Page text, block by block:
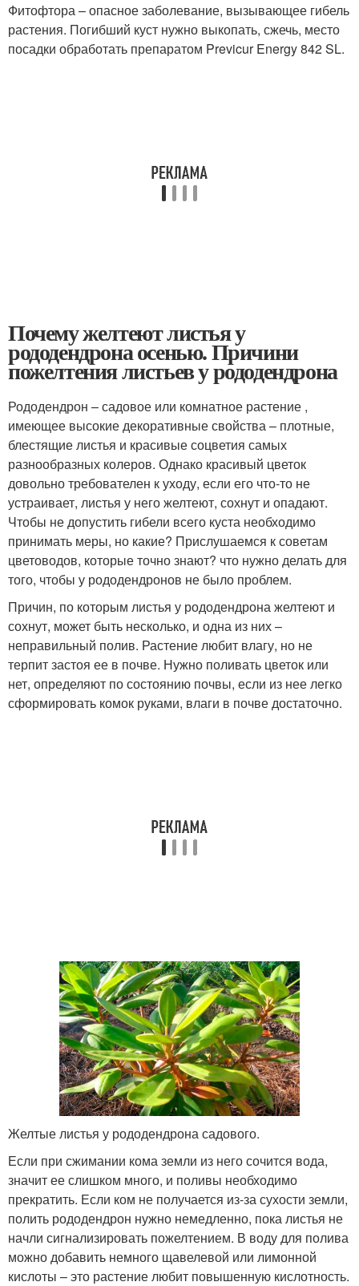
Фитофтора – опасное заболевание, вызывающее гибель
растения. Погибший куст нужно выкопать, сжечь, место
посадки обработать препаратом Previcur Energy 842 SL.
Почему желтеют листья у
рододендрона осенью. Причини
пожелтения листьев у рододендрона
Рододендрон – садовое или комнатное растение ,
имеющее высокие декоративные свойства – плотные,
блестящие листья и красивые соцветия самых
разнообразных колеров. Однако красивый цветок
довольно требователен к уходу, если его что-то не
устраивает, листья у него желтеют, сохнут и опадают.
Чтобы не допустить гибели всего куста необходимо
принимать меры, но какие? Прислушаемся к советам
цветоводов, которые точно знают? что нужно делать для
того, чтобы у рододендронов не было проблем.
Причин, по которым листья у рододендрона желтеют и
сохнут, может быть несколько, и одна из них –
неправильный полив. Растение любит влагу, но не
терпит застоя ее в почве. Нужно поливать цветок или
нет, определяют по состоянию почвы, если из нее легко
сформировать комок руками, влаги в почве достаточно.
Желтые листья у рододендрона садового.
Если при сжимании кома земли из него сочится вода,
значит ее слишком много, и поливы необходимо
прекратить. Если ком не получается из-за сухости земли,
полить рододендрон нужно немедленно, пока листья не
начли сигнализировать пожелтением. В воду для полива
можно добавить немного щавелевой или лимонной
кислоты – это растение любит повышенную кислотность.